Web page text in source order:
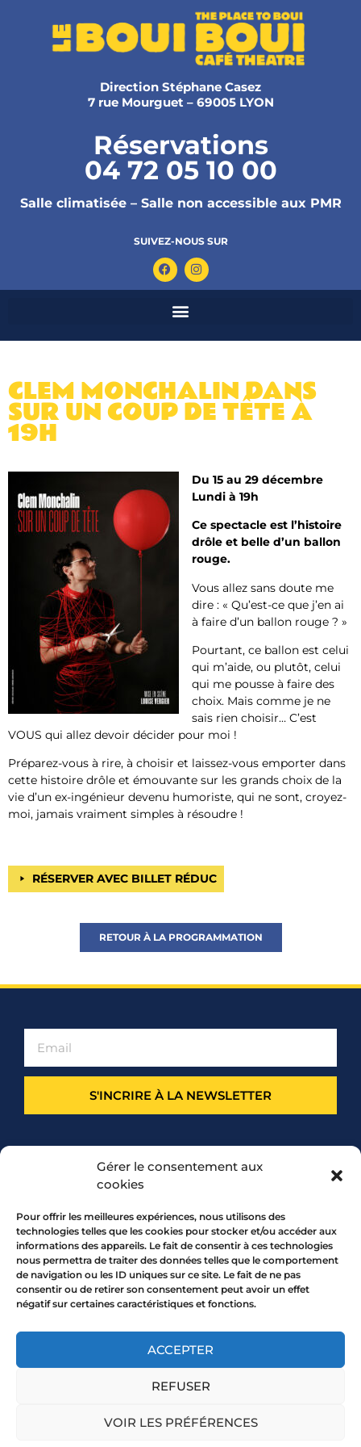
Gérer le consentement aux
cookies
Pour offrir les meilleures expériences, nous utilisons des
technologies telles que les cookies pour stocker et/ou accéder aux
informations des appareils. Le fait de consentir à ces technologies
nous permettra de traiter des données telles que le comportement
de navigation ou les ID uniques sur ce site. Le fait de ne pas
consentir ou de retirer son consentement peut avoir un effet
négatif sur certaines caractéristiques et fonctions.
ACCEPTER
REFUSER
VOIR LES PRÉFÉRENCES
Direction Stéphane Casez
7 rue Mourguet – 69005 LYON
Réservations
04 72 05 10 00
Salle climatisée – Salle non accessible aux PMR
SUIVEZ-NOUS SUR
CLEM MONCHALIN DANS
SUR UN COUP DE TÊTE À
19H
Du 15 au 29 décembre
Lundi à 19h
Ce spectacle est l’histoire
drôle et belle d’un ballon
rouge.
Vous allez sans doute me
dire : « Qu’est-ce que j’en ai
à faire d’un ballon rouge ? »
Pourtant, ce ballon est celui
qui m’aide, ou plutôt, celui
qui me pousse à faire des
choix. Mais comme je ne
sais rien choisir… C’est
VOUS qui allez devoir décider pour moi !
Préparez-vous à rire, à choisir et laissez-vous emporter dans
cette histoire drôle et émouvante sur les grands choix de la
vie d’un ex-ingénieur devenu humoriste, qui ne sont, croyez-
moi, jamais vraiment simples à résoudre !
RÉSERVER AVEC BILLET RÉDUC
RETOUR À LA PROGRAMMATION
S'INCRIRE À LA NEWSLETTER